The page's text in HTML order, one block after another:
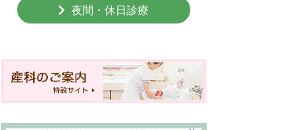
夜間・休日診療